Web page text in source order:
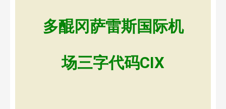
多醌冈萨雷斯国际机
场三字代码CIX